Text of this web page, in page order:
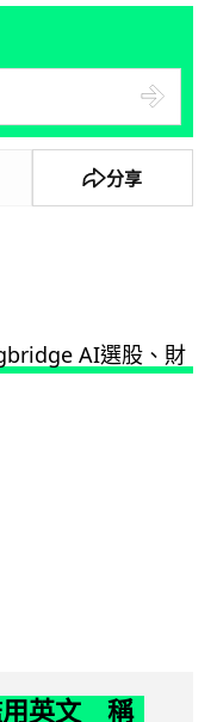
分享
用英文 稱